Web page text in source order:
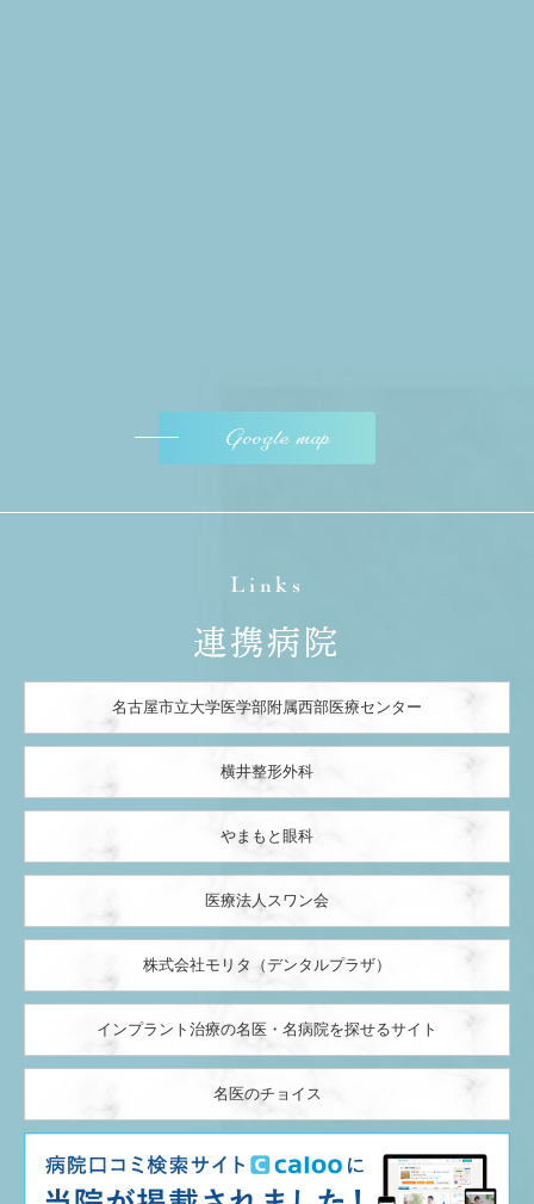
Google map
Links
連携病院
名古屋市立大学医学部附属西部医療センター
横井整形外科
やまもと眼科
医療法人スワン会
株式会社モリタ（デンタルプラザ）
インプラント治療の名医・名病院を探せるサイト
名医のチョイス